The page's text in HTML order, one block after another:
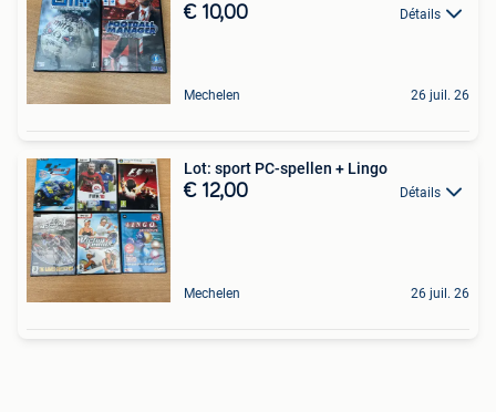
€ 10,00 Détails
Mechelen 26 juil. 26
Lot: sport PC-spellen + Lingo
€ 12,00 Détails
Mechelen 26 juil. 26